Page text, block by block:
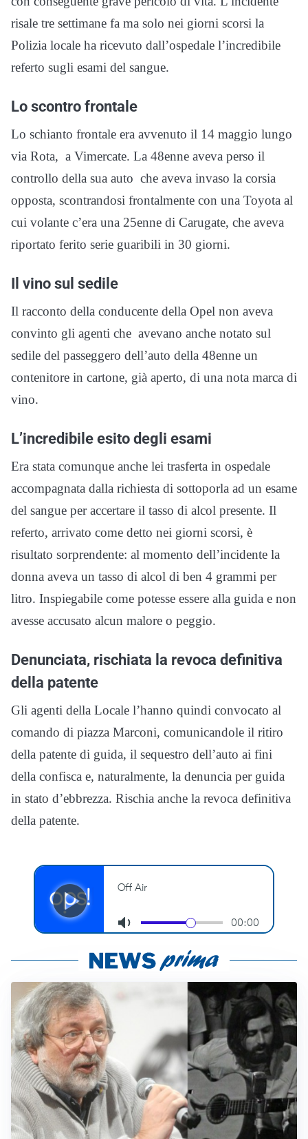
risale tre settimane fa ma solo nei giorni scorsi la
Polizia locale ha ricevuto dall’ospedale l’incredibile
referto sugli esami del sangue.
Lo scontro frontale
Lo schianto frontale era avvenuto il 14 maggio lungo
via Rota, a Vimercate. La 48enne aveva perso il
controllo della sua auto che aveva invaso la corsia
opposta, scontrandosi frontalmente con una Toyota al
cui volante c’era una 25enne di Carugate, che aveva
riportato ferito serie guaribili in 30 giorni.
Il vino sul sedile
Il racconto della conducente della Opel non aveva
convinto gli agenti che avevano anche notato sul
sedile del passeggero dell’auto della 48enne un
contenitore in cartone, già aperto, di una nota marca di
vino.
L’incredibile esito degli esami
Era stata comunque anche lei trasferta in ospedale
accompagnata dalla richiesta di sottoporla ad un esame
del sangue per accertare il tasso di alcol presente. Il
referto, arrivato come detto nei giorni scorsi, è
risultato sorprendente: al momento dell’incidente la
donna aveva un tasso di alcol di ben 4 grammi per
litro. Inspiegabile come potesse essere alla guida e non
avesse accusato alcun malore o peggio.
Denunciata, rischiata la revoca definitiva
della patente
Gli agenti della Locale l’hanno quindi convocato al
comando di piazza Marconi, comunicandole il ritiro
della patente di guida, il sequestro dell’auto ai fini
della confisca e, naturalmente, la denuncia per guida
in stato d’ebbrezza. Rischia anche la revoca definitiva
della patente.